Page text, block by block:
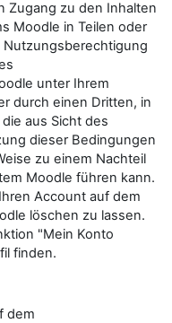
Zugang zu den Inhalten
Moodle in Teilen oder
unter Ihrem
durch einen Dritten, in
aus Sicht des
dieser Bedingungen
zu einem Nachteil
Moodle führen kann.
Account auf dem
löschen zu lassen.
"Mein Konto
finden.
dem